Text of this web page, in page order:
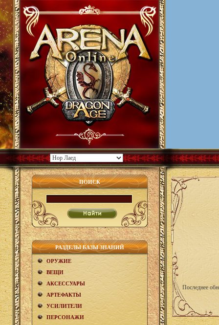
ПОИСК
РАЗДЕЛЫ БАЗЫ ЗНАНИЙ
ОРУЖИЕ
ВЕЩИ
АКCЕСCУАРЫ
АРТЕФАКТЫ
УСИЛИТЕЛИ
ПЕРСОНАЖИ
Последнее